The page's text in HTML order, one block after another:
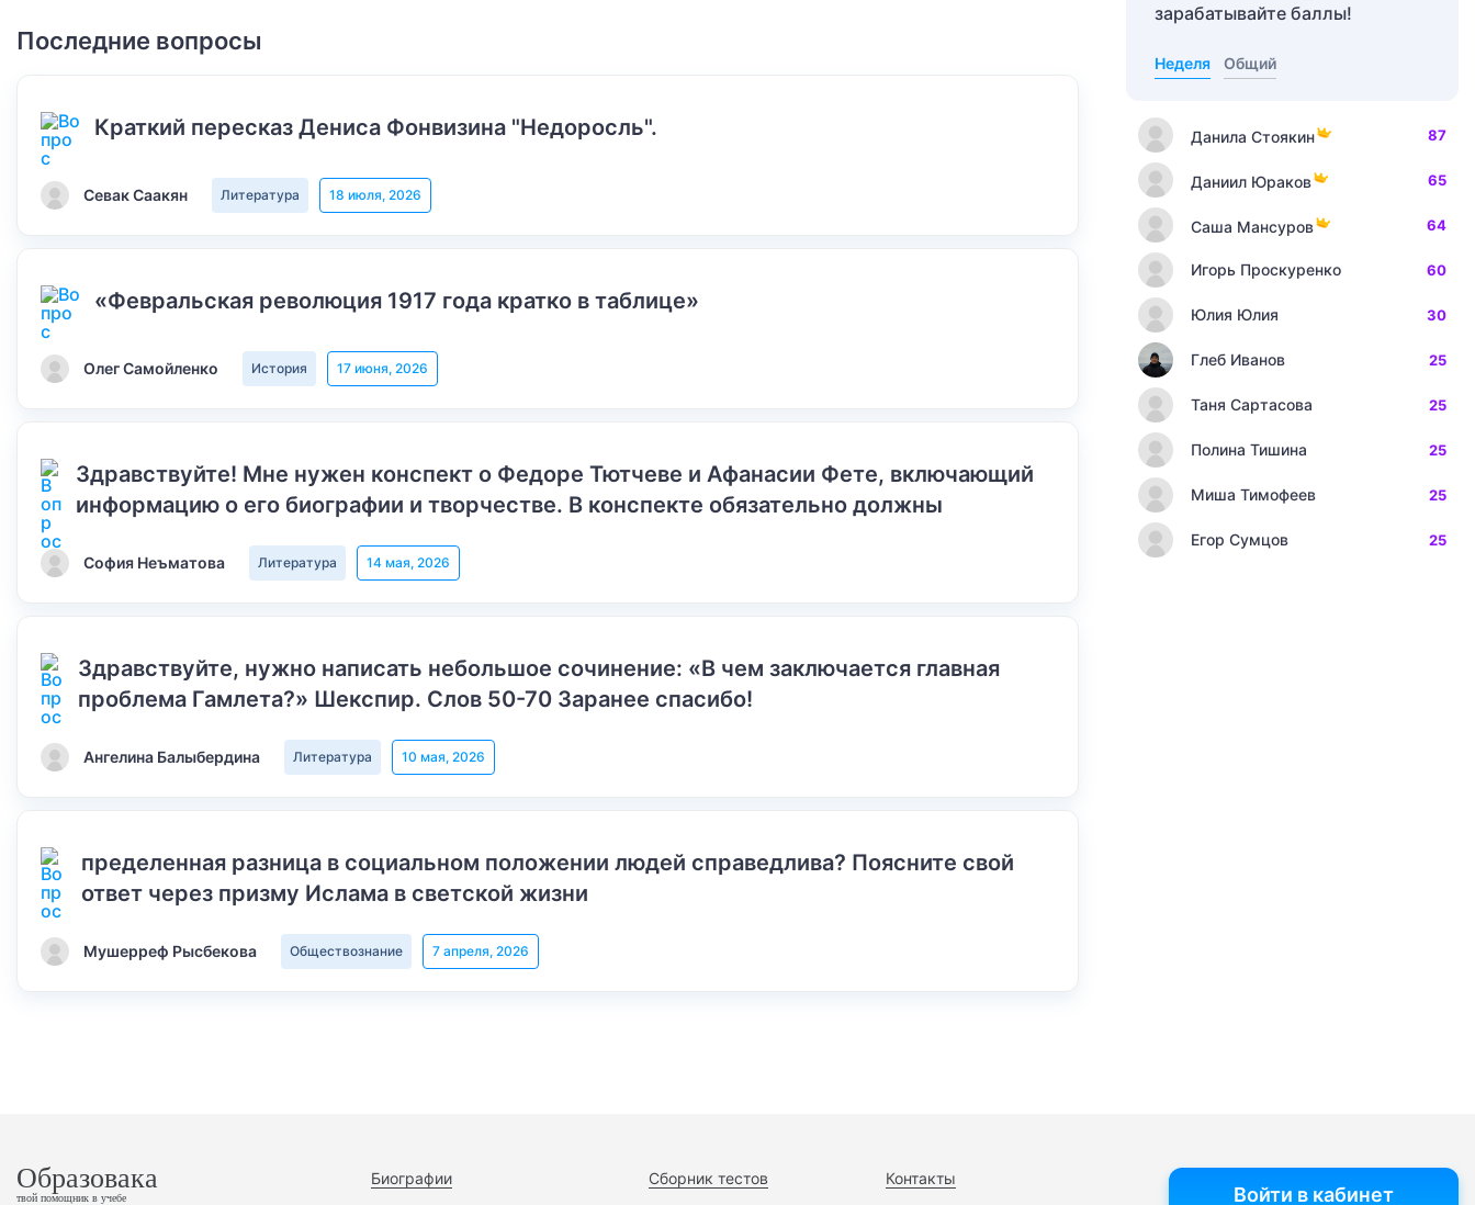
Последние вопросы
Краткий пересказ Дениса Фонвизина "Недоросль".
Севак Саакян Литература 18 июля, 2026
«Февральская революция 1917 года кратко в таблице»
Олег Самойленко История 17 июня, 2026
Здравствуйте! Мне нужен конспект о Федоре Тютчеве и Афанасии Фете, включающий
информацию о его биографии и творчестве. В конспекте обязательно должны
София Неъматова Литература 14 мая, 2026
Здравствуйте, нужно написать небольшое сочинение: «В чем заключается главная
проблема Гамлета?» Шекспир. Слов 50-70 Заранее спасибо!
Ангелина Балыбердина Литература 10 мая, 2026
пределенная разница в социальном положении людей справедлива? Поясните свой
ответ через призму Ислама в светской жизни
Мушерреф Рысбекова Обществознание 7 апреля, 2026
зарабатывайте баллы!
Неделя Общий
Данила Стоякин 87
Даниил Юраков 65
Саша Мансуров 64
Игорь Проскуренко 60
Юлия Юлия 30
Глеб Иванов 25
Таня Сартасова 25
Полина Тишина 25
Миша Тимофеев 25
Егор Сумцов 25
Образовака
твой помощник в учебе
Биографии Сборник тестов Контакты
Войти в кабинет